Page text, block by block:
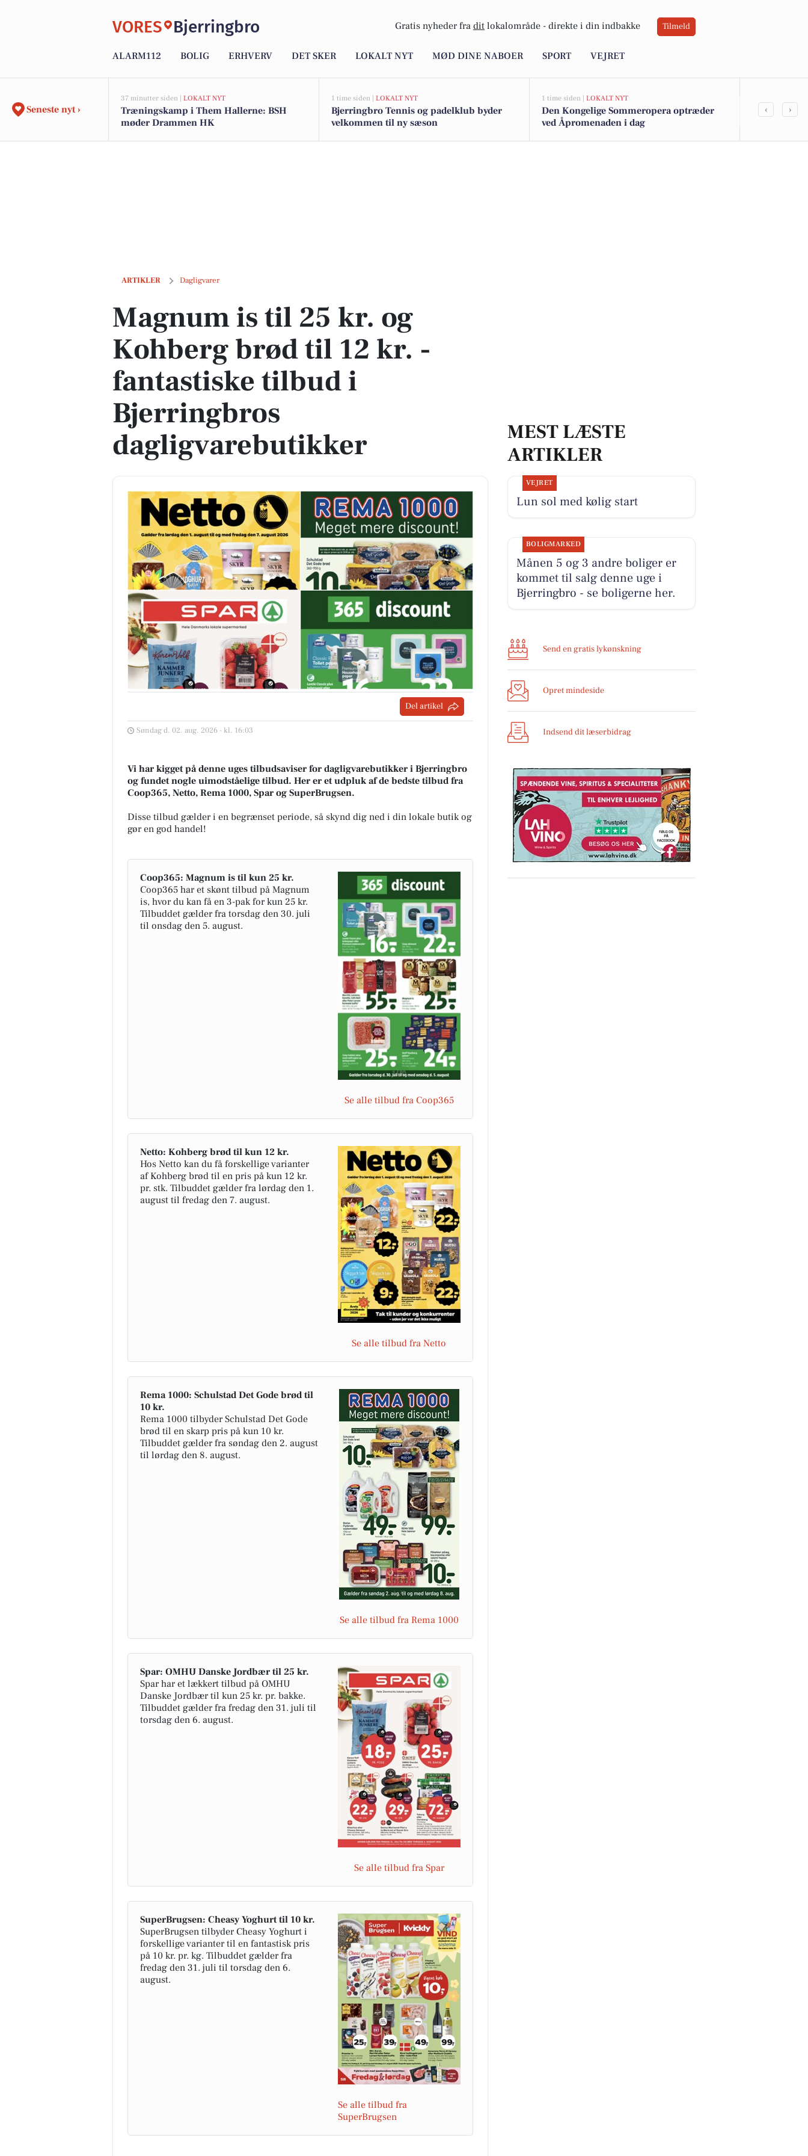
VORES Bjerringbro Gratis nyheder fra dit lokalområde - direkte i din indbakke Tilmeld
ALARM112 BOLIG ERHVERV DET SKER LOKALT NYT MØD DINE NABOER SPORT VEJRET
Seneste nyt ›
37 minutter siden | LOKALT NYT
Træningskamp i Them Hallerne: BSH
møder Drammen HK
1 time siden | LOKALT NYT
Bjerringbro Tennis og padelklub byder
velkommen til ny sæson
1 time siden | LOKALT NYT
Den Kongelige Sommeropera optræder
ved Åpromenaden i dag
Lun sol
‹ ›
ARTIKLER Dagligvarer
Magnum is til 25 kr. og Kohberg brød til 12 kr. - fantastiske tilbud i Bjerringbros dagligvarebutikker
Magnum is til 25 kr. og
Kohberg brød til 12 kr. -
fantastiske tilbud i
Bjerringbros
dagligvarebutikker
Del artikel
Søndag d. 02. aug. 2026 - kl. 16:03
Vi har kigget på denne uges tilbudsaviser for dagligvarebutikker i Bjerringbro
og fundet nogle uimodståelige tilbud. Her er et udpluk af de bedste tilbud fra
Coop365, Netto, Rema 1000, Spar og SuperBrugsen.
Disse tilbud gælder i en begrænset periode, så skynd dig ned i din lokale butik og
gør en god handel!
Coop365: Magnum is til kun 25 kr.
Coop365 har et skønt tilbud på Magnum
is, hvor du kan få en 3-pak for kun 25 kr.
Tilbuddet gælder fra torsdag den 30. juli
til onsdag den 5. august.
Se alle tilbud fra Coop365
Netto: Kohberg brød til kun 12 kr.
Hos Netto kan du få forskellige varianter
af Kohberg brød til en pris på kun 12 kr.
pr. stk. Tilbuddet gælder fra lørdag den 1.
august til fredag den 7. august.
Se alle tilbud fra Netto
Rema 1000: Schulstad Det Gode brød til
10 kr.
Rema 1000 tilbyder Schulstad Det Gode
brød til en skarp pris på kun 10 kr.
Tilbuddet gælder fra søndag den 2. august
til lørdag den 8. august.
Se alle tilbud fra Rema 1000
Spar: OMHU Danske Jordbær til 25 kr.
Spar har et lækkert tilbud på OMHU
Danske Jordbær til kun 25 kr. pr. bakke.
Tilbuddet gælder fra fredag den 31. juli til
torsdag den 6. august.
Se alle tilbud fra Spar
SuperBrugsen: Cheasy Yoghurt til 10 kr.
SuperBrugsen tilbyder Cheasy Yoghurt i
forskellige varianter til en fantastisk pris
på 10 kr. pr. kg. Tilbuddet gælder fra
fredag den 31. juli til torsdag den 6.
august.
Se alle tilbud fra
SuperBrugsen
MEST LÆSTE
ARTIKLER
VEJRET
Lun sol med kølig start
BOLIGMARKED
Månen 5 og 3 andre boliger er
kommet til salg denne uge i
Bjerringbro - se boligerne her.
Send en gratis lykønskning
Opret mindeside
Indsend dit læserbidrag